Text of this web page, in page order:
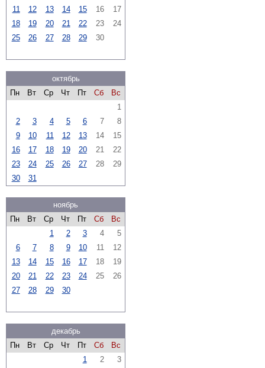
11
12 13 14 15 16
17
18
19 20 21 22 23
24
25
26 27 28 29 30
октябрь
Пн
Вт Ср Чт Пт Сб
Вс
1
2
3 4 5 6 7
8
9
10 11 12 13 14
15
16
17 18 19 20 21
22
23
24 25 26 27 28
29
30
31
ноябрь
Пн
Вт Ср Чт Пт Сб
Вс
1
2 3 4
5
6
7 8 9 10 11
12
13
14 15 16 17 18
19
20
21 22 23 24 25
26
27
28 29 30
декабрь
Пн
Вт Ср Чт Пт Сб
Вс
1
2
3